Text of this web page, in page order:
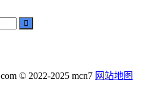
© 2022-2025 mcn7 网站地图